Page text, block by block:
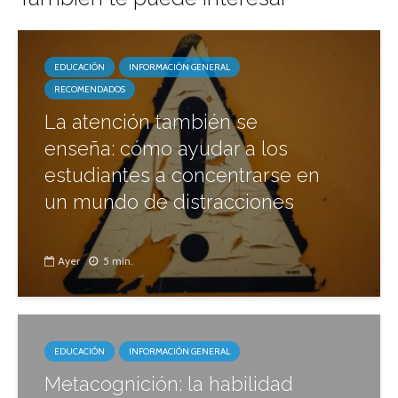
EDUCACIÓN
INFORMACIÓN GENERAL
RECOMENDADOS
La atención también se
enseña: cómo ayudar a los
estudiantes a concentrarse en
un mundo de distracciones
Ayer 5 min.
EDUCACIÓN INFORMACIÓN GENERAL
Metacognición: la habilidad